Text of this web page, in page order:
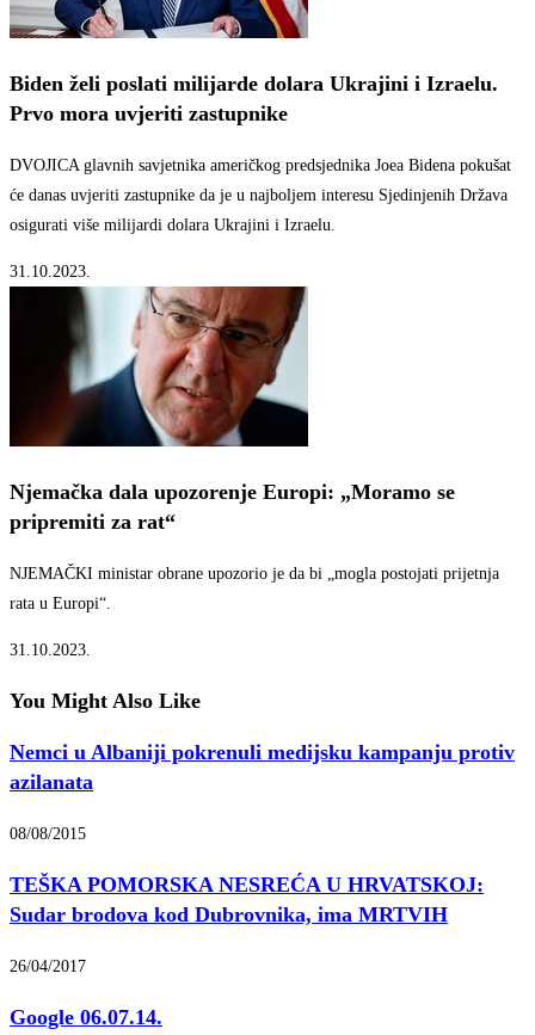
Biden želi poslati milijarde dolara Ukrajini i Izraelu.
Prvo mora uvjeriti zastupnike
DVOJICA glavnih savjetnika američkog predsjednika Joea Bidena pokušat
će danas uvjeriti zastupnike da je u najboljem interesu Sjedinjenih Država
osigurati više milijardi dolara Ukrajini i Izraelu.
31.10.2023.
Njemačka dala upozorenje Europi: „Moramo se
pripremiti za rat“
NJEMAČKI ministar obrane upozorio je da bi „mogla postojati prijetnja
rata u Europi“.
31.10.2023.
You Might Also Like
Nemci u Albaniji pokrenuli medijsku kampanju protiv
azilanata
08/08/2015
TEŠKA POMORSKA NESREĆA U HRVATSKOJ:
Sudar brodova kod Dubrovnika, ima MRTVIH
26/04/2017
Google 06.07.14.